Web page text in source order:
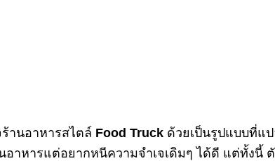
านอาหารสไตล์ Food Truck ด้วยเป็นรูปแบบที่แ
าหารแต่อยากหนีความจำเจเดิมๆ ได้ดี แต่ทั้งนี้